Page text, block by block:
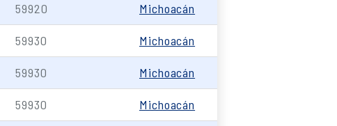
59920 Michoacán
59930 Michoacán
59930 Michoacán
59930 Michoacán